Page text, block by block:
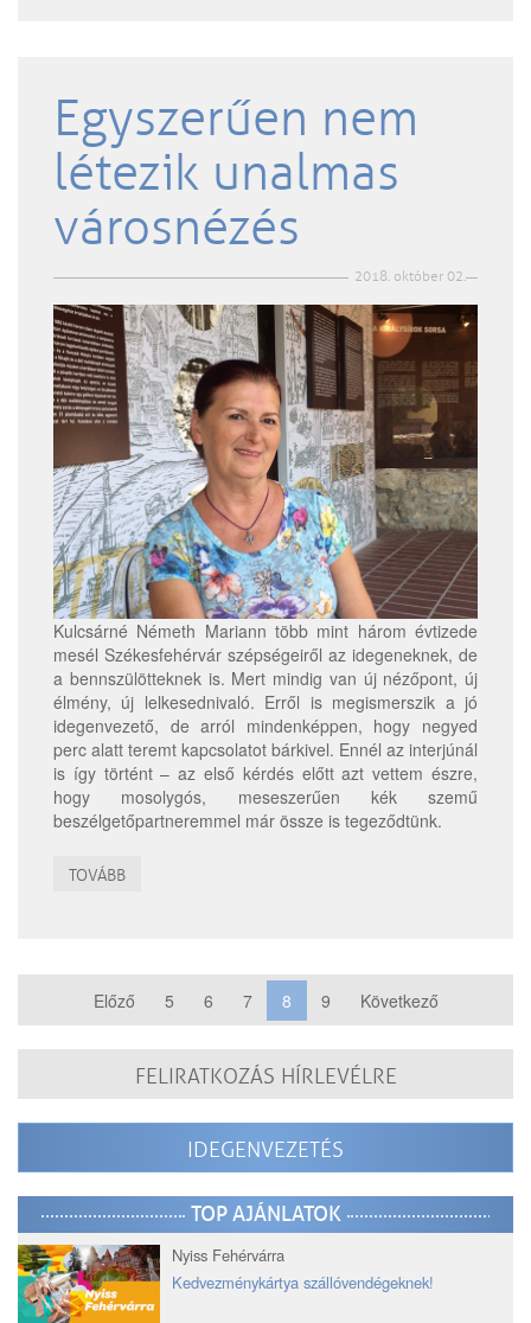
Egyszerűen nem
létezik unalmas
városnézés
2018. október 02.
Kulcsárné Németh Mariann több mint három évtizede
mesél Székesfehérvár szépségeiről az idegeneknek, de
a bennszülötteknek is. Mert mindig van új nézőpont, új
élmény, új lelkesednivaló. Erről is megismerszik a jó
idegenvezető, de arról mindenképpen, hogy negyed
perc alatt teremt kapcsolatot bárkivel. Ennél az interjúnál
is így történt – az első kérdés előtt azt vettem észre,
hogy mosolygós, meseszerűen kék szemű
beszélgetőpartneremmel már össze is tegeződtünk.
TOVÁBB
Előző 5 6 7 8 9 Következő
FELIRATKOZÁS HÍRLEVÉLRE
IDEGENVEZETÉS
TOP AJÁNLATOK
Nyiss Fehérvárra
Kedvezménykártya szállóvendégeknek!